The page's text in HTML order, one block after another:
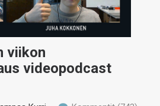
viikon
videopodcast